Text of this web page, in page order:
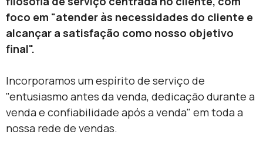
foco em "atender às necessidades do cliente e
alcançar a satisfação como nosso objetivo
final".
Incorporamos um espírito de serviço de
"entusiasmo antes da venda, dedicação durante a
venda e confiabilidade após a venda" em toda a
nossa rede de vendas.